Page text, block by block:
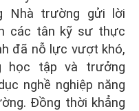
Nhà trường gửi lời
các tân kỹ sư thực
đã nỗ lực vượt khó,
học tập và trưởng
nghề nghiệp năng
Đồng thời khẳng